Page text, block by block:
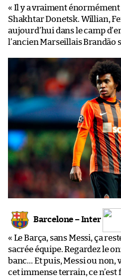
« Il y a vraiment
Shakhtar Donetsk. Willian,
aujourd’hui dans le camp
l’ancien Marseillais Brandão
Barcelone – Inter
« Le Barça, sans Messi, ça
sacrée équipe. Regardez le
banc… Et puis, Messi ou non,
cet immense terrain, ce